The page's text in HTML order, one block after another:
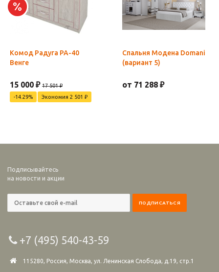
Комод Радуга РА-40
Венге
15 000 ₽ 17 501 ₽
-14.29%
Экономия 2 501 ₽
Спальня Модена Domani
(вариант 5)
от 71 288 ₽
Подписывайтесь
на новости и акции
+7 (495) 540-43-59
115280, Россия, Москва, ул. Ленинская Слобода, д.19, стр.1